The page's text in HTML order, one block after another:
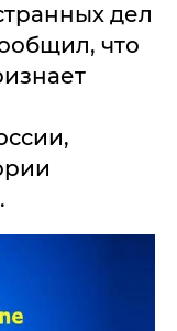
дел
что